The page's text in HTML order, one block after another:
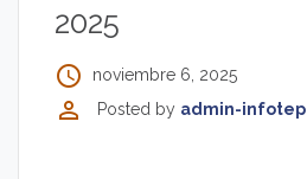
2025
access_time noviembre 6, 2025
perm_identity Posted by admin-infotep